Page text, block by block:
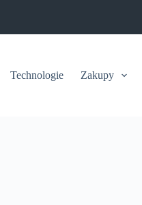
Technologie Zakupy